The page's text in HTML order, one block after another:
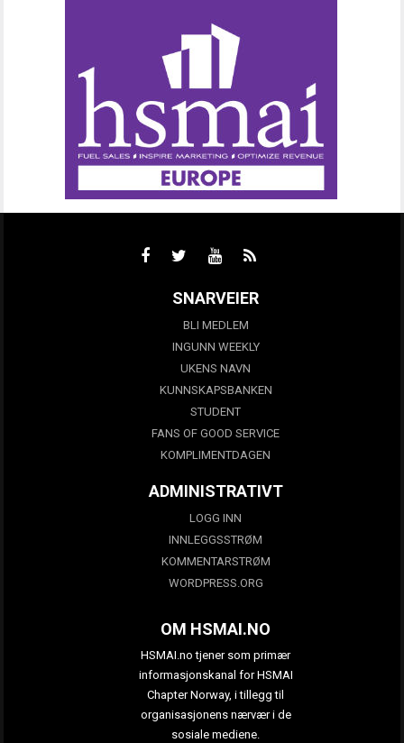
SNARVEIER
BLI MEDLEM
INGUNN WEEKLY
UKENS NAVN
KUNNSKAPSBANKEN
STUDENT
FANS OF GOOD SERVICE
KOMPLIMENTDAGEN
ADMINISTRATIVT
LOGG INN
INNLEGGSSTRØM
KOMMENTARSTRØM
WORDPRESS.ORG
OM HSMAI.NO
HSMAI.no tjener som primær
informasjonskanal for HSMAI
Chapter Norway, i tillegg til
organisasjonens nærvær i de
sosiale mediene.